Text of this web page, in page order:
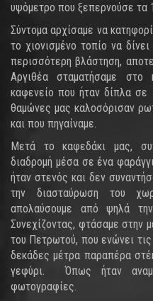
υψόμετρο που ξεπερνούσε τα
Σύντομα αρχίσαμε να
το χιονισμένο τοπίο να
περισσότερη βλάστηση,
Αργιθέα σταματήσαμε στο
καφενείο που ήταν δίπλα σε
θαμώνες μας καλοσόρισαν
και που πηγαίναμε.
Μετά το καφεδάκι μας,
διαδρομή μέσα σε ένα
ήταν στενός και δεν
την διασταύρωση του
απολαύσουμε από ψηλά
Συνεχίζοντας, φτάσαμε στην
του Πετρωτού, που ενώνει
δεκάδες μέτρα παραπέρα
γεφύρι. Όπως ήταν
φωτογραφίες.